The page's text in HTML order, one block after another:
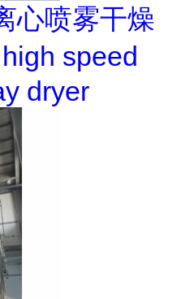
心喷雾干燥
speed
dryer